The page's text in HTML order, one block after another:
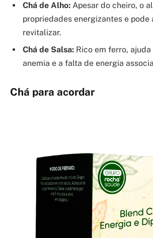
Chá de Alho: Apesar do cheiro, o
propriedades energizantes e pode
revitalizar.
Chá de Salsa: Rico em ferro,
anemia e a falta de energia
Chá para acordar